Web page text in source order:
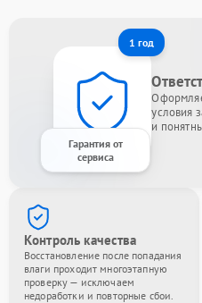
1 год
Гарантия от
сервиса
условия
и
Контроль качества
Восстановление после попадания
влаги проходит многоэтапную
проверку — исключаем
недоработки и повторные сбои.